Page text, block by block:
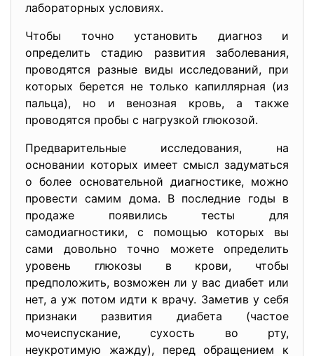
лабораторных условиях.
Чтобы точно установить диагноз и
определить стадию развития заболевания,
проводятся разные виды исследований, при
которых берется не только капиллярная (из
пальца), но и венозная кровь, а также
проводятся пробы с нагрузкой глюкозой.
Предварительные исследования, на
основании которых имеет смысл задуматься
о более основательной диагностике, можно
провести самим дома. В последние годы в
продаже появились тесты для
самодиагностики, с помощью которых вы
сами довольно точно можете определить
уровень глюкозы в крови, чтобы
предположить, возможен ли у вас диабет или
нет, а уж потом идти к врачу. Заметив у себя
признаки развития диабета (частое
мочеиспускание, сухость во рту,
неукротимую жажду), перед обращением к